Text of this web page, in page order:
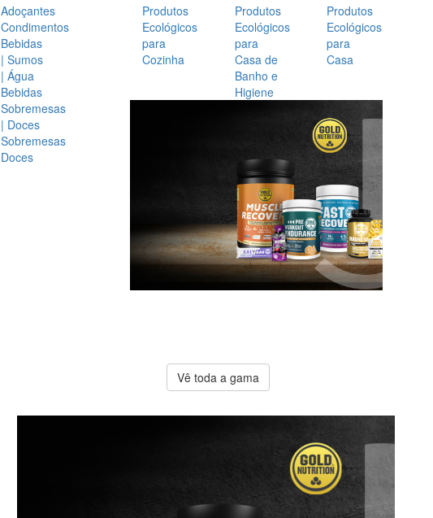
Adoçantes
Condimentos
Bebidas
| Sumos
| Água
Bebidas
Sobremesas
| Doces
Sobremesas
Doces
Produtos
Ecológicos
para
Cozinha
Produtos
Ecológicos
para
Casa de
Banho e
Higiene
Produtos
Ecológicos
para
Casa
Vê toda a gama